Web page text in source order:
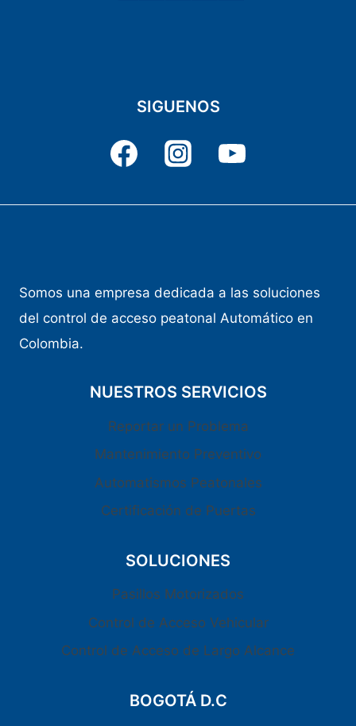
SIGUENOS
Somos una empresa dedicada a las soluciones
del control de acceso peatonal Automático en
Colombia.
NUESTROS SERVICIOS
Reportar un Problema
Mantenimiento Preventivo
Automatismos Peatonales
Certificación de Puertas
SOLUCIONES
Pasillos Motorizados
Control de Acceso Vehicular
Control de Acceso de Largo Alcance
BOGOTÁ D.C